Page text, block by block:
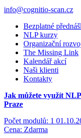
info@cognitio-scan.cz
Bezplatné
NLP kurzy
Organizační
The Missing Link
Kalendář akcí
Naši klienti
Kontakty
Jak můžete využít
Praze
Počet modulů: 1
Cena: Zdarma